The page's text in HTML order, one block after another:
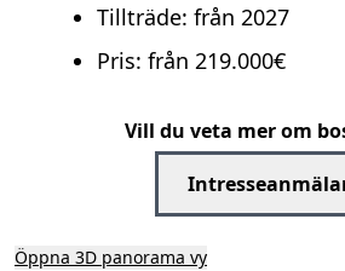
Tillträde: från 2027
Pris: från 219.000€
Vill du veta mer om
Öppna 3D panorama vy